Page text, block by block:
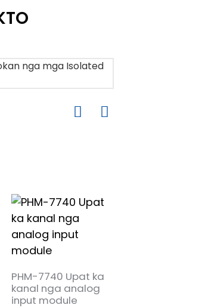
PHM-7740 Upat ka
kanal nga analog
input module